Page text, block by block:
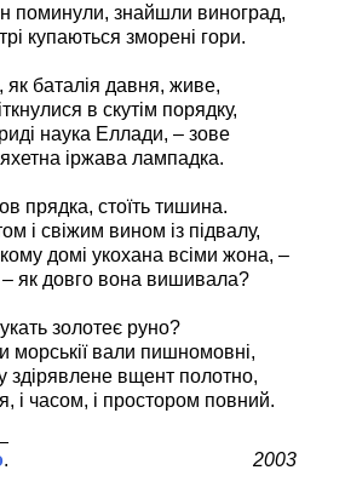
поминули, знайшли виноград,
купаються зморені гори.
як баталія давня, живе,
в скутім порядку,
наука Еллади, – зове
іржава лампадка.
прядка, стоїть тишина.
і свіжим вином із підвалу,
домі укохана всіми жона, –
як довго вона вишивала?
золотеє руно?
морськії вали пишномовні,
здірявлене вщент полотно,
і часом, і простором повний.
2003